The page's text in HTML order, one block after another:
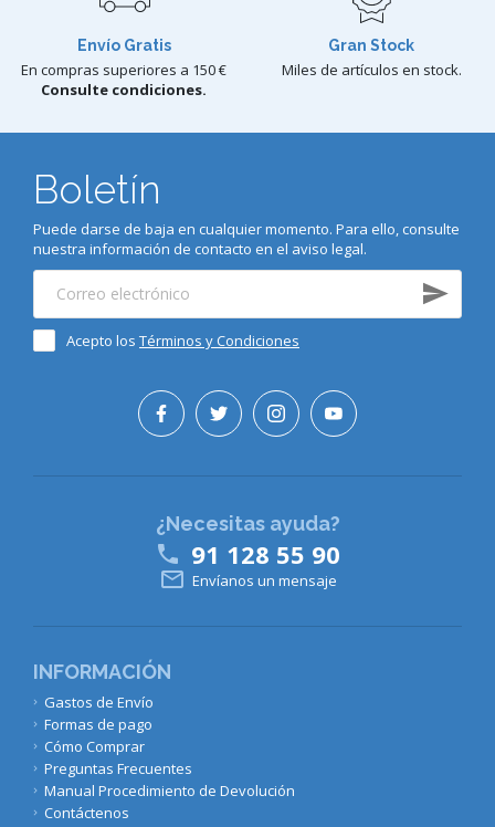
Envío Gratis
En compras superiores a 150 €
Consulte condiciones.
Gran Stock
Miles de artículos en stock.
Boletín
Puede darse de baja en cualquier momento. Para ello, consulte
nuestra información de contacto en el aviso legal.
Acepto los Términos y Condiciones
INFORMACIÓN
Gastos de Envío
Formas de pago
Cómo Comprar
Preguntas Frecuentes
Manual Procedimiento de Devolución
Contáctenos
¿Necesitas ayuda?
 91 128 55 90
 Envíanos un mensaje